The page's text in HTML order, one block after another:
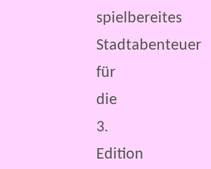
spielbereites
Stadtabenteuer
für
die
3.
Edition